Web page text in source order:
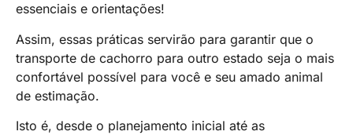
essenciais e orientações!
Assim, essas práticas servirão para garantir que o
transporte de cachorro para outro estado seja o mais
confortável possível para você e seu amado animal
de estimação.
Isto é, desde o planejamento inicial até as